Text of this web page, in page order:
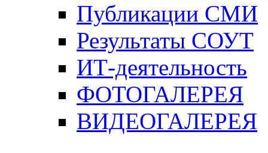
Публикации СМИ
Результаты СОУТ
ИТ-деятельность
ФОТОГАЛЕРЕЯ
ВИДЕОГАЛЕРЕЯ